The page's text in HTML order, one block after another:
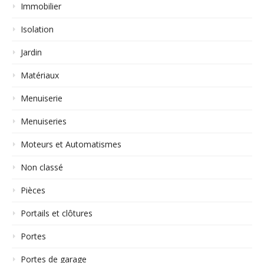
Immobilier
Isolation
Jardin
Matériaux
Menuiserie
Menuiseries
Moteurs et Automatismes
Non classé
Pièces
Portails et clôtures
Portes
Portes de garage